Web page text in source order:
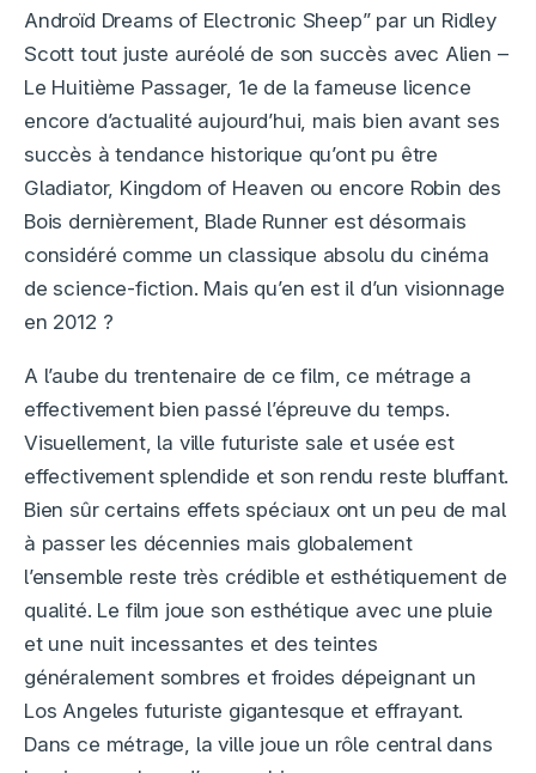
Androïd Dreams of Electronic Sheep” par un Ridley
Scott tout juste auréolé de son succès avec Alien –
Le Huitième Passager, 1e de la fameuse licence
encore d’actualité aujourd’hui, mais bien avant ses
succès à tendance historique qu’ont pu être
Gladiator, Kingdom of Heaven ou encore Robin des
Bois dernièrement, Blade Runner est désormais
considéré comme un classique absolu du cinéma
de science-fiction. Mais qu’en est il d’un visionnage
en 2012 ?
A l’aube du trentenaire de ce film, ce métrage a
effectivement bien passé l’épreuve du temps.
Visuellement, la ville futuriste sale et usée est
effectivement splendide et son rendu reste bluffant.
Bien sûr certains effets spéciaux ont un peu de mal
à passer les décennies mais globalement
l’ensemble reste très crédible et esthétiquement de
qualité. Le film joue son esthétique avec une pluie
et une nuit incessantes et des teintes
généralement sombres et froides dépeignant un
Los Angeles futuriste gigantesque et effrayant.
Dans ce métrage, la ville joue un rôle central dans